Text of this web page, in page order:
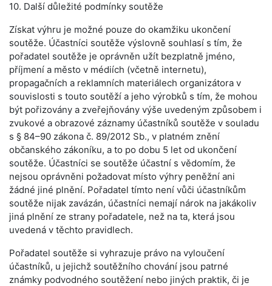
10. Další důležité podmínky soutěže
Získat výhru je možné pouze do okamžiku ukončení
soutěže. Účastníci soutěže výslovně souhlasí s tím, že
pořadatel soutěže je oprávněn užít bezplatně jméno,
příjmení a město v médiích (včetně internetu),
propagačních a reklamních materiálech organizátora v
souvislosti s touto soutěží a jeho výrobků s tím, že mohou
být pořizovány a zveřejňovány výše uvedeným způsobem i
zvukové a obrazové záznamy účastníků soutěže v souladu
s § 84–90 zákona č. 89/2012 Sb., v platném znění
občanského zákoníku, a to po dobu 5 let od ukončení
soutěže. Účastníci se soutěže účastní s vědomím, že
nejsou oprávněni požadovat místo výhry peněžní ani
žádné jiné plnění. Pořadatel tímto není vůči účastníkům
soutěže nijak zavázán, účastníci nemají nárok na jakákoliv
jiná plnění ze strany pořadatele, než na ta, která jsou
uvedená v těchto pravidlech.
Pořadatel soutěže si vyhrazuje právo na vyloučení
účastníků, u jejichž soutěžního chování jsou patrné
známky podvodného soutěžení nebo jiných praktik, či je